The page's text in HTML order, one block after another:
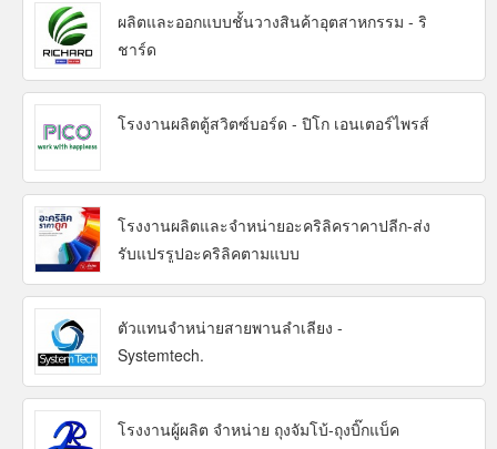
ผลิตและออกแบบชั้นวางสินค้าอุตสาหกรรม - ริ
ชาร์ด
โรงงานผลิตตู้สวิตซ์บอร์ด - ปิโก เอนเตอร์ไพรส์
โรงงานผลิตและจำหน่ายอะคริลิคราคาปลีก-ส่ง
รับแปรรูปอะคริลิคตามแบบ
ตัวแทนจำหน่ายสายพานลำเลียง -
Systemtech.
โรงงานผู้ผลิต จำหน่าย ถุงจัมโบ้-ถุงบิ๊กแบ็ค